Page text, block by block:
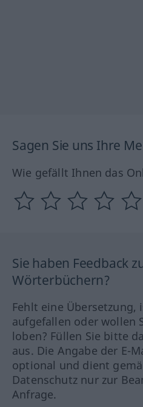
Sagen Sie uns Ihre
Wie gefällt Ihnen das
Sie haben Feedback
Wörterbüchern?
Fehlt eine Übersetzung,
aufgefallen oder wollen
loben? Füllen Sie bitte
aus. Die Angabe der E-
optional und dient
Datenschutz nur zur
Anfrage.